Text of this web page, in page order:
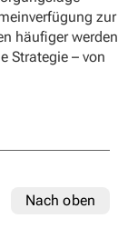
zur
häufiger werden
Strategie – von
Nach oben